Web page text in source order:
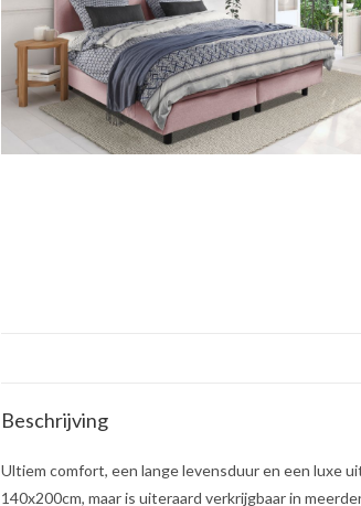
Beschrijving
Ultiem comfort, een lange levensduur en een luxe
140x200cm, maar is uiteraard verkrijgbaar in